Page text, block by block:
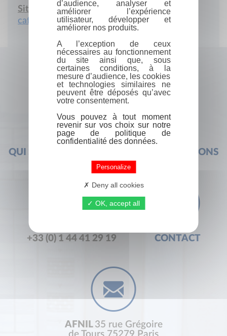
Site Internet :
cafeauxetoiles.fr
QUI SOMMES-NOUS ? FOIRE AUX QUESTIONS
+33 (0) 1 44 41 29 19 CONTACT
AFNIL 35 rue Grégoire
d’audience, analyser et
améliorer l’expérience
utilisateur, développer et
améliorer nos produits.
A l’exception de ceux
nécessaires au fonctionnement
du site ainsi que, sous
certaines conditions, à la
mesure d’audience, les cookies
et technologies similaires ne
peuvent être déposés qu’avec
votre consentement.
Vous pouvez à tout moment
revenir sur vos choix sur notre
page de politique de
confidentialité des données.
Personalize
Deny all cookies
OK, accept all